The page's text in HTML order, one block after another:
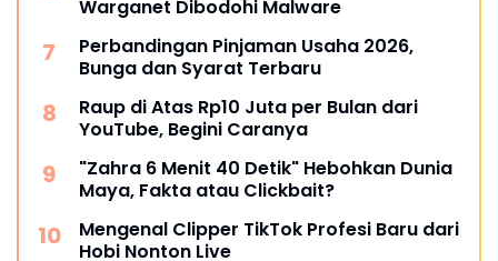
Warganet Dibodohi Malware
Perbandingan Pinjaman Usaha 2026,
Bunga dan Syarat Terbaru
Raup di Atas Rp10 Juta per Bulan dari
YouTube, Begini Caranya
"Zahra 6 Menit 40 Detik" Hebohkan Dunia
Maya, Fakta atau Clickbait?
Mengenal Clipper TikTok Profesi Baru dari
Hobi Nonton Live